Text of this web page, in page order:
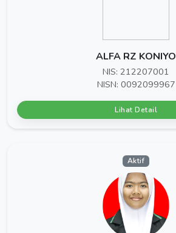
ALFA RZ KONIYO
NIS: 212207001
NISN: 0092099967
Lihat Detail
Aktif